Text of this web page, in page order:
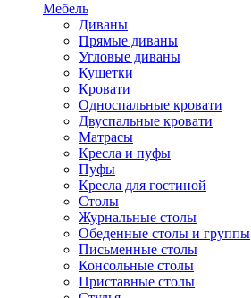
Мебель
Диваны
Прямые диваны
Угловые диваны
Кушетки
Кровати
Односпальные кровати
Двуспальные кровати
Матрасы
Кресла и пуфы
Пуфы
Кресла для гостиной
Столы
Журнальные столы
Обеденные столы и группы
Письменные столы
Консольные столы
Приставные столы